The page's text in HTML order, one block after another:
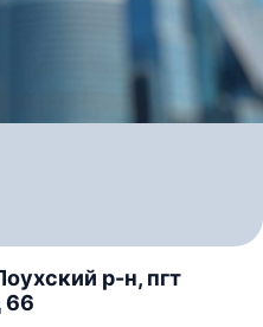
р-н, пгт
66